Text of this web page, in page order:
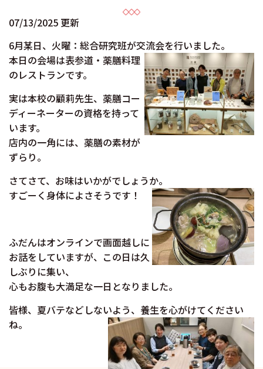
07/13/2025 更新
6月某日、火曜：総合研究班が交流会を行いました。
本日の会場は表参道・薬膳料理
のレストランです。
実は本校の顧莉先生、薬膳コー
ディーネーターの資格を持って
います。
店内の一角には、薬膳の素材が
ずらり。
さてさて、お味はいかがでしょうか。
すごーく身体によさそうです！
ふだんはオンラインで画面越しに
お話をしていますが、この日は久
しぶりに集い、
心もお腹も大満足な一日となりました。
皆様、夏バテなどしないよう、養生を心がけてください
ね。